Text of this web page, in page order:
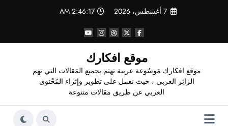
7 أغسطس، 2026 2:46:18 AM
موقع افكارك
موقع افكارك مَوسُوعة عربية تهتم بجميع المَقالات التي تهم
الزائِر العربي ، حيث نعمل على تطوير وإثراء المُحْتوى
العربي عن طريق مقالات متنوعة